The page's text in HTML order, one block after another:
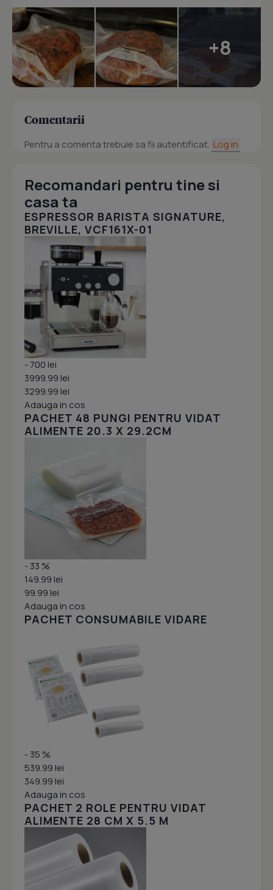
+8
Comentarii
Pentru a comenta trebuie sa fii autentificat. Log in
Recomandari pentru tine si
casa ta
ESPRESSOR BARISTA SIGNATURE,
BREVILLE, VCF161X-01
- 700 lei
3999.99 lei
3299.99 lei
Adauga in cos
PACHET 48 PUNGI PENTRU VIDAT
ALIMENTE 20.3 X 29.2CM
- 33 %
149.99 lei
99.99 lei
Adauga in cos
PACHET CONSUMABILE VIDARE
- 35 %
539.99 lei
349.99 lei
Adauga in cos
PACHET 2 ROLE PENTRU VIDAT
ALIMENTE 28 CM X 5.5 M